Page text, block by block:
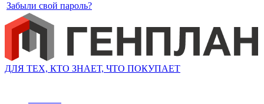
Забыли свой пароль?
ДЛЯ ТЕХ, КТО ЗНАЕТ, ЧТО ПОКУПАЕТ